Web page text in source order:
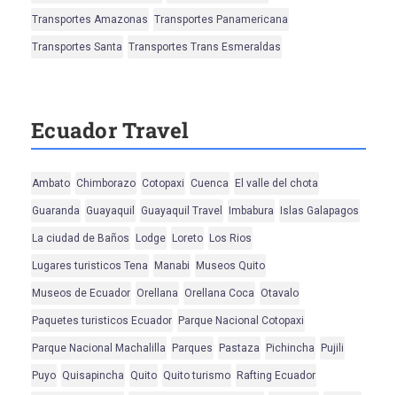
Transportes Amazonas Transportes Panamericana
Transportes Santa Transportes Trans Esmeraldas
Ecuador Travel
Ambato Chimborazo Cotopaxi Cuenca El valle del chota
Guaranda Guayaquil Guayaquil Travel Imbabura Islas Galapagos
La ciudad de Baños Lodge Loreto Los Rios
Lugares turisticos Tena Manabi Museos Quito
Museos de Ecuador Orellana Orellana Coca Otavalo
Paquetes turisticos Ecuador Parque Nacional Cotopaxi
Parque Nacional Machalilla Parques Pastaza Pichincha Pujili
Puyo Quisapincha Quito Quito turismo Rafting Ecuador